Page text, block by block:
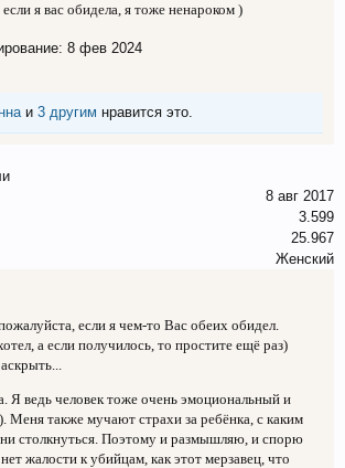
я вас обидела, я тоже ненароком )
8 фев 2024
и 3 другим нравится это.
8 авг 2017
3.599
25.967
Женский
если я чем-то Вас обеих обидел.
а если получилось, то простите ещё раз)
Я ведь человек тоже очень эмоциональный и
Меня также мучают страхи за ребёнка, с каким
столкнуться. Поэтому и размышляю, и спорю
жалости к убийцам, как этот мерзавец, что